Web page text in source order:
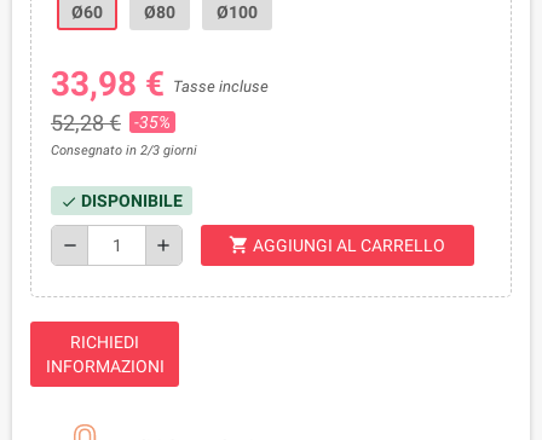
Ø60
Ø80 Ø100
33,98 € Tasse incluse
52,28 € -35%
Consegnato in 2/3 giorni
check DISPONIBILE
remove add shopping_cart AGGIUNGI AL CARRELLO
RICHIEDI
INFORMAZIONI